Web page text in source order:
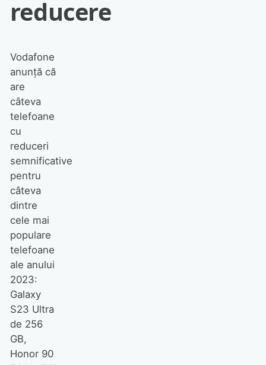
reducere
Vodafone
anunță că
are
câteva
telefoane
cu
reduceri
semnificative
pentru
câteva
dintre
cele mai
populare
telefoane
ale anului
2023:
Galaxy
S23 Ultra
de 256
GB,
Honor 90